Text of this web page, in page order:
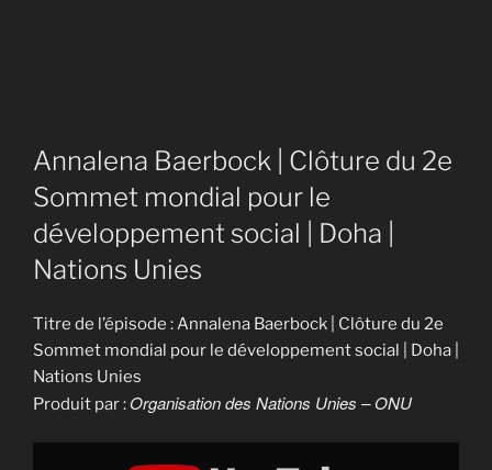
Annalena Baerbock | Clôture du 2e
Sommet mondial pour le
développement social | Doha |
Nations Unies
Titre de l’épisode : Annalena Baerbock | Clôture du 2e
Sommet mondial pour le développement social | Doha |
Nations Unies
Produit par : Organisation des Nations Unies – ONU
Display